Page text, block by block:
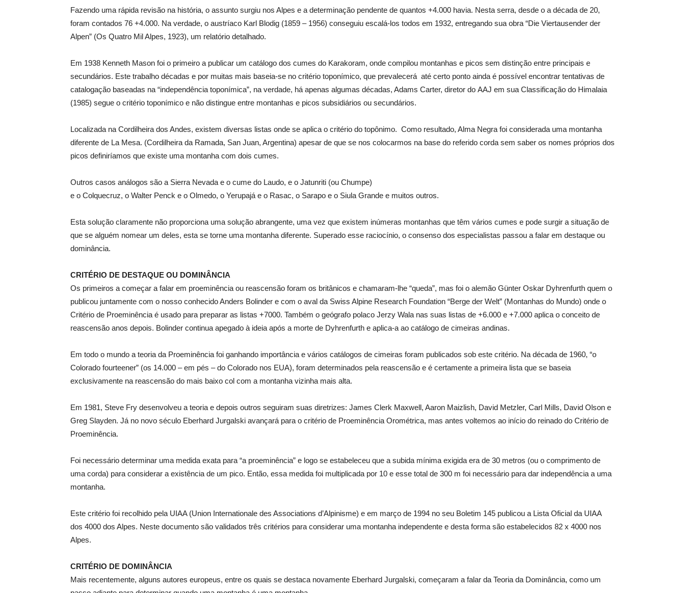
Fazendo uma rápida revisão na história, o assunto surgiu nos Alpes e a determinação pendente de quantos +4.000 havia. Nesta serra, desde o a década de 20,
foram contados 76 +4.000. Na verdade, o austríaco Karl Blodig (1859 – 1956) conseguiu escalá-los todos em 1932, entregando sua obra “Die Viertausender der
Alpen” (Os Quatro Mil Alpes, 1923), um relatório detalhado.
Em 1938 Kenneth Mason foi o primeiro a publicar um catálogo dos cumes do Karakoram, onde compilou montanhas e picos sem distinção entre principais e
secundários. Este trabalho décadas e por muitas mais baseia-se no critério toponímico, que prevalecerá até certo ponto ainda é possível encontrar tentativas de
catalogação baseadas na “independência toponímica”, na verdade, há apenas algumas décadas, Adams Carter, diretor do AAJ em sua Classificação do Himalaia
(1985) segue o critério toponímico e não distingue entre montanhas e picos subsidiários ou secundários.
Localizada na Cordilheira dos Andes, existem diversas listas onde se aplica o critério do topônimo. Como resultado, Alma Negra foi considerada uma montanha
diferente de La Mesa. (Cordilheira da Ramada, San Juan, Argentina) apesar de que se nos colocarmos na base do referido corda sem saber os nomes próprios dos
picos definiríamos que existe uma montanha com dois cumes.
Outros casos análogos são a Sierra Nevada e o cume do Laudo, e o Jatunriti (ou Chumpe)
e o Colquecruz, o Walter Penck e o Olmedo, o Yerupajá e o Rasac, o Sarapo e o Siula Grande e muitos outros.
Esta solução claramente não proporciona uma solução abrangente, uma vez que existem inúmeras montanhas que têm vários cumes e pode surgir a situação de
que se alguém nomear um deles, esta se torne uma montanha diferente. Superado esse raciocínio, o consenso dos especialistas passou a falar em destaque ou
dominância.
CRITÉRIO DE DESTAQUE OU DOMINÂNCIA
Os primeiros a começar a falar em proeminência ou reascensão foram os britânicos e chamaram-lhe “queda”, mas foi o alemão Günter Oskar Dyhrenfurth quem o
publicou juntamente com o nosso conhecido Anders Bolinder e com o aval da Swiss Alpine Research Foundation “Berge der Welt” (Montanhas do Mundo) onde o
Critério de Proeminência é usado para preparar as listas +7000. Também o geógrafo polaco Jerzy Wala nas suas listas de +6.000 e +7.000 aplica o conceito de
reascensão anos depois. Bolinder continua apegado à ideia após a morte de Dyhrenfurth e aplica-a ao catálogo de cimeiras andinas.
Em todo o mundo a teoria da Proeminência foi ganhando importância e vários catálogos de cimeiras foram publicados sob este critério. Na década de 1960, “o
Colorado fourteener” (os 14.000 – em pés – do Colorado nos EUA), foram determinados pela reascensão e é certamente a primeira lista que se baseia
exclusivamente na reascensão do mais baixo col com a montanha vizinha mais alta.
Em 1981, Steve Fry desenvolveu a teoria e depois outros seguiram suas diretrizes: James Clerk Maxwell, Aaron Maizlish, David Metzler, Carl Mills, David Olson e
Greg Slayden. Já no novo século Eberhard Jurgalski avançará para o critério de Proeminência Orométrica, mas antes voltemos ao início do reinado do Critério de
Proeminência.
Foi necessário determinar uma medida exata para “a proeminência” e logo se estabeleceu que a subida mínima exigida era de 30 metros (ou o comprimento de
uma corda) para considerar a existência de um pico. Então, essa medida foi multiplicada por 10 e esse total de 300 m foi necessário para dar independência a uma
montanha.
Este critério foi recolhido pela UIAA (Union Internationale des Associations d’Alpinisme) e em março de 1994 no seu Boletim 145 publicou a Lista Oficial da UIAA
dos 4000 dos Alpes. Neste documento são validados três critérios para considerar uma montanha independente e desta forma são estabelecidos 82 x 4000 nos
Alpes.
CRITÉRIO DE DOMINÂNCIA
Mais recentemente, alguns autores europeus, entre os quais se destaca novamente Eberhard Jurgalski, começaram a falar da Teoria da Dominância, como um